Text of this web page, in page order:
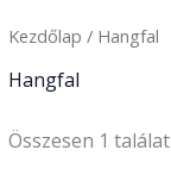
Kezdőlap / Hangfal
Hangfal
Összesen 1 találat